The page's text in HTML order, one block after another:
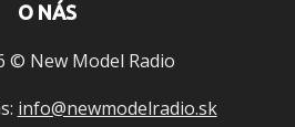
O NÁS
© New Model Radio
info@newmodelradio.sk